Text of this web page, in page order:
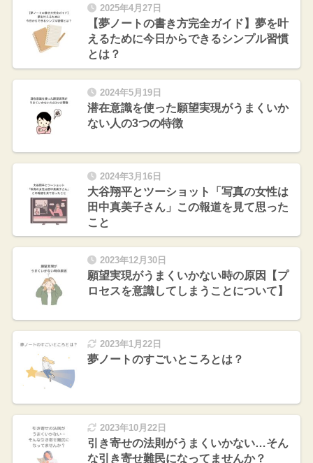
2025年4月27日
【夢ノートの書き方完全ガイド】夢を叶
えるために今日からできるシンプル習慣
とは？
2024年5月19日
潜在意識を使った願望実現がうまくいか
ない人の3つの特徴
2024年3月16日
大谷翔平とツーショット「写真の女性は
田中真美子さん」この報道を見て思った
こと
2023年12月30日
願望実現がうまくいかない時の原因【プ
ロセスを意識してしまうことについて】
2023年1月22日
夢ノートのすごいところとは？
2023年10月22日
引き寄せの法則がうまくいかない…そん
な引き寄せ難民になってませんか？